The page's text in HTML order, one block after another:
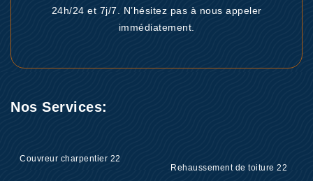
24h/24 et 7j/7. N’hésitez pas à nous appeler
immédiatement.
Nos Services:
Couvreur charpentier 22
Rehaussement de toiture 22